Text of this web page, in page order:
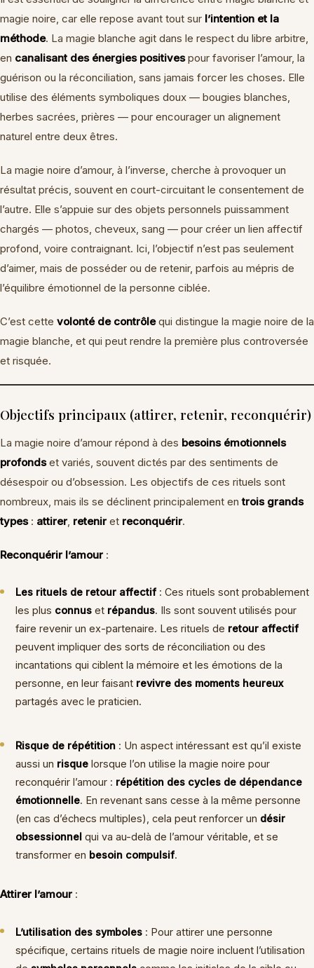
magie noire, car elle repose avant tout sur l’intention et la
méthode. La magie blanche agit dans le respect du libre arbitre,
en canalisant des énergies positivespour favoriser l’amour, la
guérison ou la réconciliation, sans jamais forcer les choses. Elle
utilise des éléments symboliques doux — bougies blanches,
herbes sacrées, prières — pour encourager un alignement
naturel entre deux êtres.
La magie noire d’amour, à l’inverse, cherche à provoquer un
résultat précis, souvent en court-circuitant le consentement de
l’autre. Elle s’appuie sur des objets personnels puissamment
chargés — photos, cheveux, sang — pour créer un lien affectif
profond, voire contraignant. Ici, l’objectif n’est pas seulement
d’aimer, mais de posséder ou de retenir, parfois au mépris de
l’équilibre émotionnel de la personne ciblée.
C’est cette volonté de contrôlequi distingue la magie noire de la
magie blanche, et qui peut rendre la première plus controversée
et risquée.
Objectifs principaux (attirer, retenir, reconquérir)
La magie noire d’amour répond à des besoins émotionnels
profondset variés, souvent dictés par des sentiments de
désespoir ou d’obsession. Les objectifs de ces rituels sont
nombreux, mais ils se déclinent principalement entrois grands
types: attirer, retenir et reconquérir.
Reconquérir l’amour :
Les rituels de retour affectif: Ces rituels sont probablement
les plus connus et répandus. Ils sont souvent utilisés pour
faire revenir un ex-partenaire. Les rituels de retour affectif
peuvent impliquer des sorts de réconciliation ou des
incantations qui ciblent la mémoire et les émotions de la
personne, en leur faisant revivre des moments heureux
partagés avec le praticien.
Risque de répétition : Un aspect intéressant est qu’il existe
aussi un risque lorsque l’on utilise la magie noire pour
reconquérir l’amour : répétition des cycles de dépendance
émotionnelle. En revenant sans cesse à la même personne
(en cas d’échecs multiples), cela peut renforcer un désir
obsessionnel qui va au-delà de l’amour véritable, et se
transformer en besoin compulsif.
Attirer l’amour :
L’utilisation des symboles : Pour attirer une personne
spécifique, certains rituels de magie noire incluent l’utilisation